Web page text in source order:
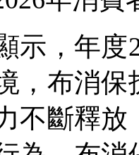
，年度
，布消
不斷釋